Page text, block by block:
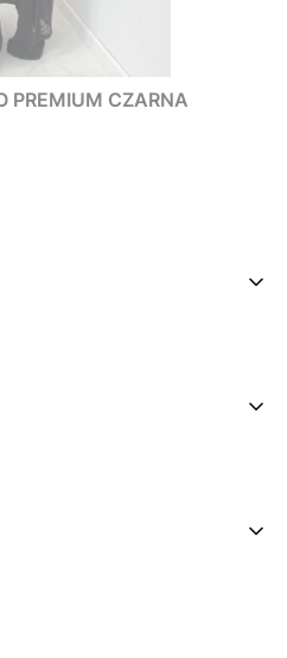
PREMIUM CZARNA